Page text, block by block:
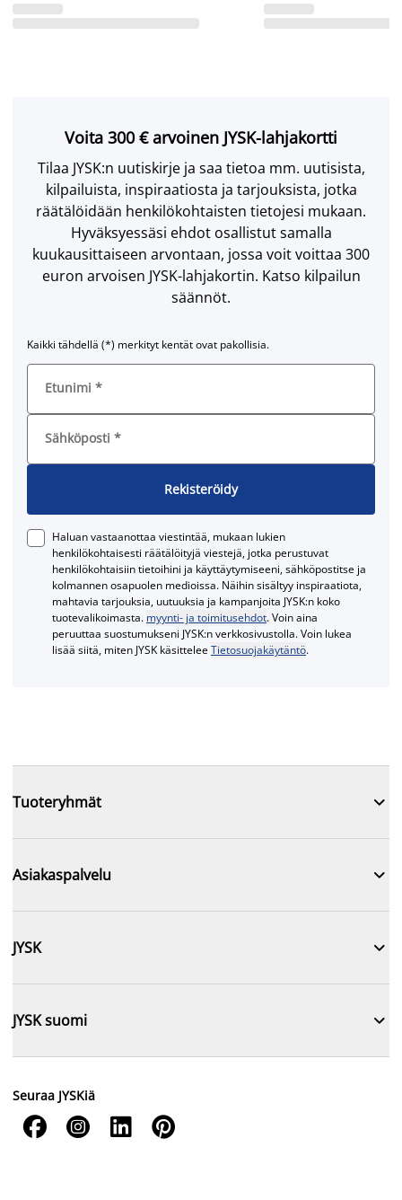
Voita 300 € arvoinen JYSK-lahjakortti
Tilaa JYSK:n uutiskirje ja saa tietoa mm. uutisista,
kilpailuista, inspiraatiosta ja tarjouksista, jotka
räätälöidään henkilökohtaisten tietojesi mukaan.
Hyväksyessäsi ehdot osallistut samalla
kuukausittaiseen arvontaan, jossa voit voittaa 300
euron arvoisen JYSK-lahjakortin. Katso kilpailun
säännöt.
Kaikki tähdellä (*) merkityt kentät ovat pakollisia.
Etunimi *
Sähköposti *
Rekisteröidy
Haluan vastaanottaa viestintää, mukaan lukien
henkilökohtaisesti räätälöityjä viestejä, jotka perustuvat
henkilökohtaisiin tietoihini ja käyttäytymiseeni, sähköpostitse ja
kolmannen osapuolen medioissa. Näihin sisältyy inspiraatiota,
mahtavia tarjouksia, uutuuksia ja kampanjoita JYSK:n koko
tuotevalikoimasta. myynti- ja toimitusehdot. Voin aina
peruuttaa suostumukseni JYSK:n verkkosivustolla. Voin lukea
lisää siitä, miten JYSK käsitteleeTietosuojakäytäntö.
Tuoteryhmät 
Asiakaspalvelu 
JYSK 
JYSK suomi 
Seuraa JYSKiä
   